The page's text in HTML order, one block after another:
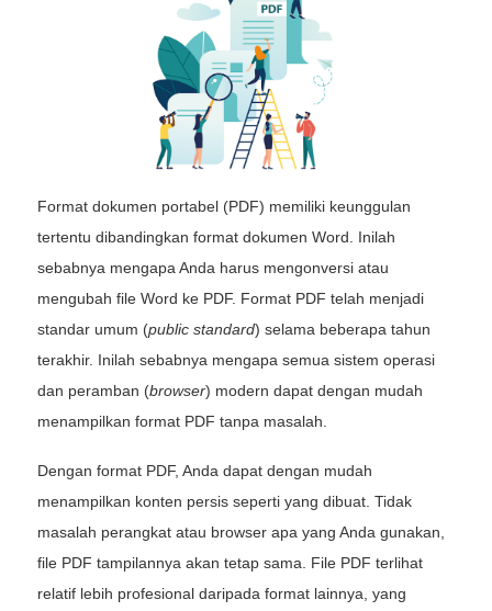
Format dokumen portabel (PDF) memiliki keunggulan
tertentu dibandingkan format dokumen Word. Inilah
sebabnya mengapa Anda harus mengonversi atau
mengubah file Word ke PDF. Format PDF telah menjadi
standar umum (public standard) selama beberapa tahun
terakhir. Inilah sebabnya mengapa semua sistem operasi
dan peramban (browser) modern dapat dengan mudah
menampilkan format PDF tanpa masalah.
Dengan format PDF, Anda dapat dengan mudah
menampilkan konten persis seperti yang dibuat. Tidak
masalah perangkat atau browser apa yang Anda gunakan,
file PDF tampilannya akan tetap sama. File PDF terlihat
relatif lebih profesional daripada format lainnya, yang